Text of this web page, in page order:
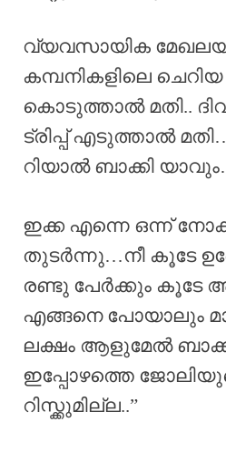
വ്യവസായിക
കമ്പനികളിലെ ചെറിയ
കൊടുത്താൽ മതി..
ട്രിപ്പ്‌ എടുത്താൽ
റിയാൽ ബാക്കി
ഇക്ക എന്നെ ഒന്ന്
തുടർന്നു…നീ കൂടേ
രണ്ടു പേർക്കും കൂടേ
എങ്ങനെ പോയാലും
ലക്ഷം ആളുമേൽ
ഇപ്പോഴത്തെ
റിസ്ക്കുമില്ല..”